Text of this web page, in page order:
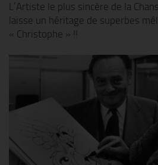
L’Artiste le plus sincère de la
laisse un héritage de superbes
« Christophe » !!